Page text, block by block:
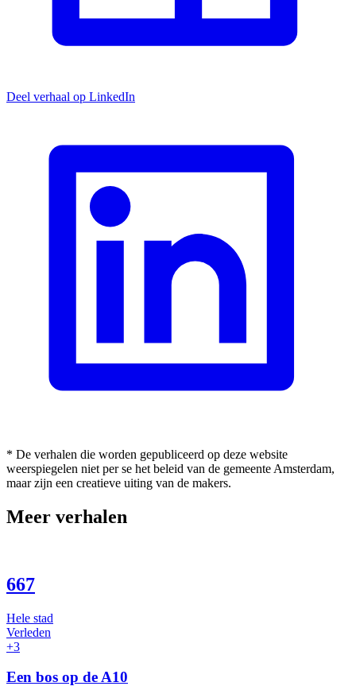
Deel verhaal op LinkedIn
* De verhalen die worden gepubliceerd op deze website
weerspiegelen niet per se het beleid van de gemeente Amsterdam,
maar zijn een creatieve uiting van de makers.
Meer verhalen
667
Hele stad
Verleden
+3
Een bos op de A10